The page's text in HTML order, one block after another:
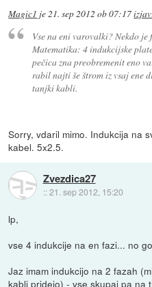
Magic1 je21. sep 2012 ob 07:17
Vse na eni varovalki? Nekdo
Matematika: 4 indukcijske
pečica zna preobremenit eno
rabil najti še štrom iz vsaj ene
tanjki kabli.
Sorry, vdaril mimo. Indukcija na
kabel. 5x2.5.
Zvezdica27
::21. sep 2012, 15:20
lp,
vse 4 indukcije na en fazi... no
Jaz imam indukcijo na 2 fazah
kabli pridejo) - vse skupaj pa na